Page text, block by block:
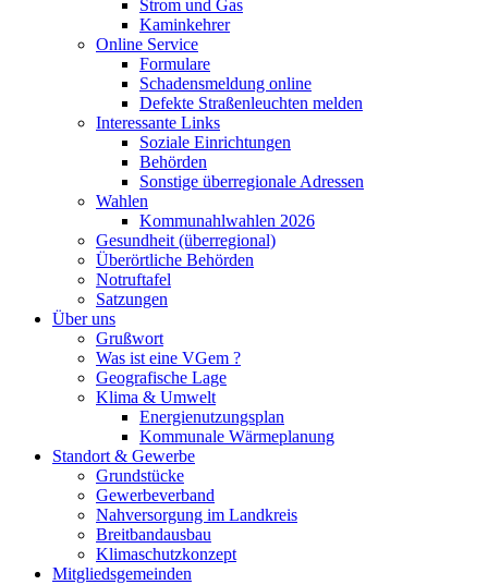
Strom und Gas
Kaminkehrer
Online Service
Formulare
Schadensmeldung online
Defekte Straßenleuchten melden
Interessante Links
Soziale Einrichtungen
Behörden
Sonstige überregionale Adressen
Wahlen
Kommunahlwahlen 2026
Gesundheit (überregional)
Überörtliche Behörden
Notruftafel
Satzungen
Über uns
Grußwort
Was ist eine VGem ?
Geografische Lage
Klima & Umwelt
Energienutzungsplan
Kommunale Wärmeplanung
Standort & Gewerbe
Grundstücke
Gewerbeverband
Nahversorgung im Landkreis
Breitbandausbau
Klimaschutzkonzept
Mitgliedsgemeinden